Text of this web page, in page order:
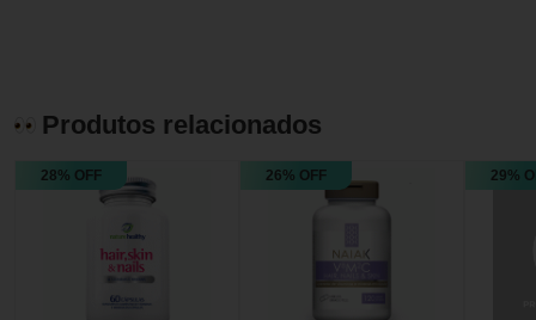
Produtos relacionados
28% OFF 26% OFF 29%